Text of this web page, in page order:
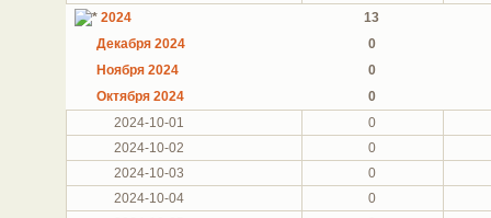
2024
13
Декабря 2024
0
Ноября 2024
0
Октября 2024
0
2024-10-01
0
2024-10-02
0
2024-10-03
0
2024-10-04
0